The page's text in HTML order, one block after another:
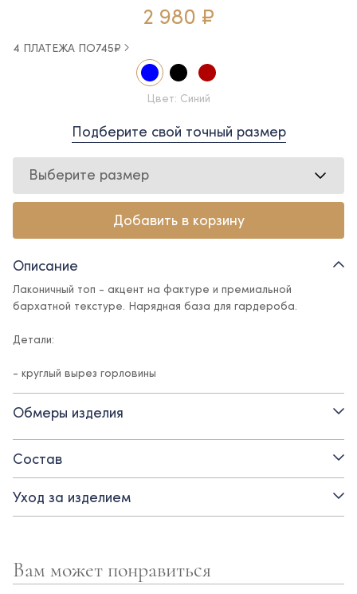
2 980 ₽
4 ПЛАТЕЖА ПО745₽
Цвет: Синий
Подберите свой точный размер
Выберите размер
Добавить в корзину
Описание
Лаконичный топ - акцент на фактуре и премиальной
бархатной текстуре. Нарядная база для гардероба.
Детали:
- круглый вырез горловины
- премиальный набивной бархат
- без рукавов
Обмеры изделия
Состав
Уход за изделием
Вам может понравиться